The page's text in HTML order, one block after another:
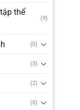
thể
(9)
(0)
(3)
(2)
(0)